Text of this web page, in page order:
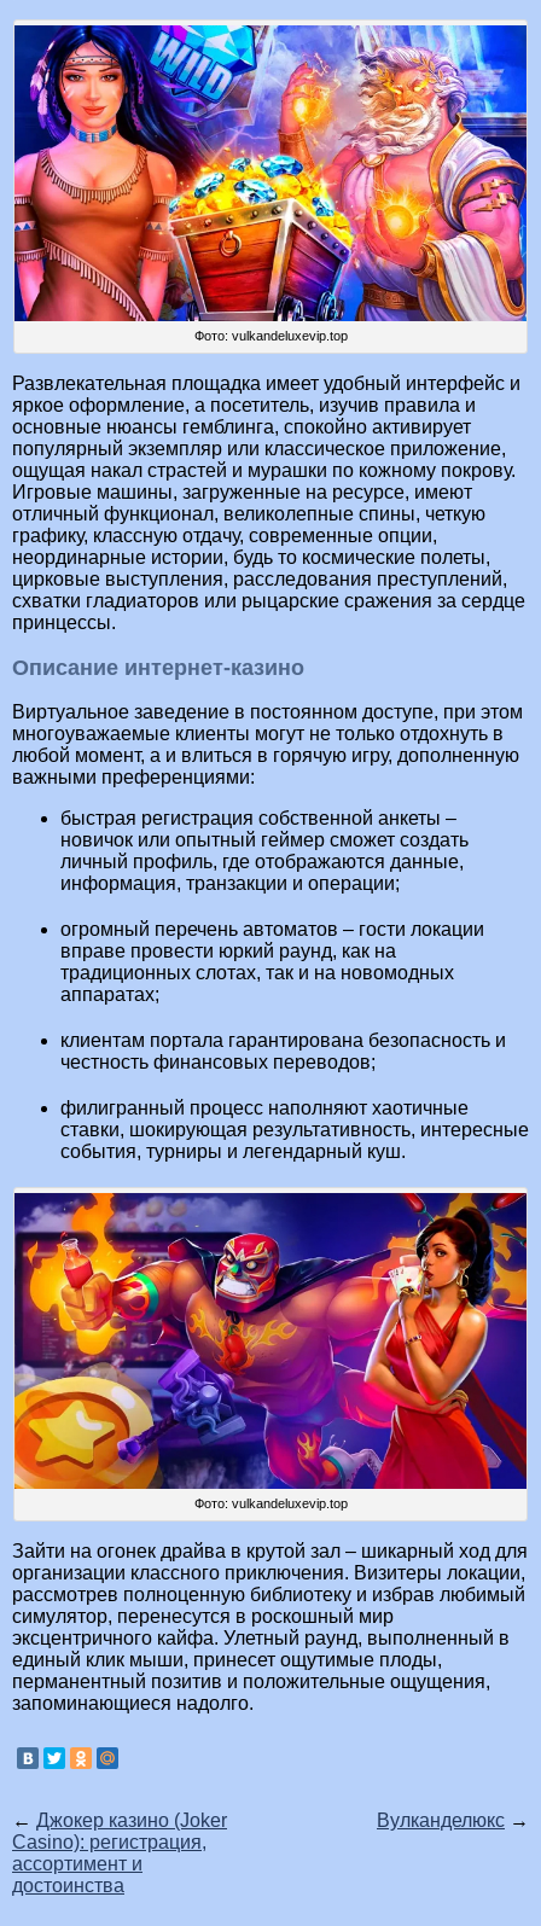
Фото: vulkandeluxevip.top
Развлекательная площадка имеет удобный интерфейс и
яркое оформление, а посетитель, изучив правила и
основные нюансы гемблинга, спокойно активирует
популярный экземпляр или классическое приложение,
ощущая накал страстей и мурашки по кожному покрову.
Игровые машины, загруженные на ресурсе, имеют
отличный функционал, великолепные спины, четкую
графику, классную отдачу, современные опции,
неординарные истории, будь то космические полеты,
цирковые выступления, расследования преступлений,
схватки гладиаторов или рыцарские сражения за сердце
принцессы.
Описание интернет-казино
Виртуальное заведение в постоянном доступе, при этом
многоуважаемые клиенты могут не только отдохнуть в
любой момент, а и влиться в горячую игру, дополненную
важными преференциями:
быстрая регистрация собственной анкеты –
новичок или опытный геймер сможет создать
личный профиль, где отображаются данные,
информация, транзакции и операции;
огромный перечень автоматов – гости локации
вправе провести юркий раунд, как на
традиционных слотах, так и на новомодных
аппаратах;
клиентам портала гарантирована безопасность и
честность финансовых переводов;
филигранный процесс наполняют хаотичные
ставки, шокирующая результативность, интересные
события, турниры и легендарный куш.
Фото: vulkandeluxevip.top
Зайти на огонек драйва в крутой зал – шикарный ход для
организации классного приключения. Визитеры локации,
рассмотрев полноценную библиотеку и избрав любимый
симулятор, перенесутся в роскошный мир
эксцентричного кайфа. Улетный раунд, выполненный в
единый клик мыши, принесет ощутимые плоды,
перманентный позитив и положительные ощущения,
запоминающиеся надолго.
← Джокер казино (Joker
Casino): регистрация,
ассортимент и
достоинства
Вулканделюкс →